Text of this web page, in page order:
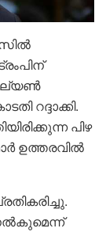
റദ്ദാക്കി.
പിഴ
ഉത്തരവിൽ